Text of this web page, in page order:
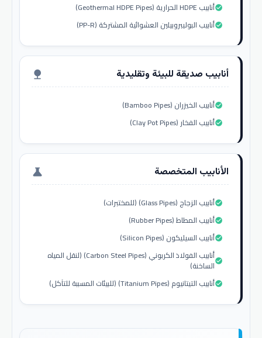
أنابيب HDPE الحرارية (Geothermal HDPE Pipes)check_circle
أنابيب البوليبروبيلين العشوائية المشتركة (PP-R)check_circle
أنابيب صديقة للبيئة وتقليدية nature
أنابيب الخيزران (Bamboo Pipes)check_circle
أنابيب الفخار (Clay Pot Pipes)check_circle
الأنابيب المتخصصة science
أنابيب الزجاج (Glass Pipes) (للمختبرات)check_circle
أنابيب المطاط (Rubber Pipes)check_circle
أنابيب السيليكون (Silicon Pipes)check_circle
أنابيب الفولاذ الكربوني (Carbon Steel Pipes) (لنقل المياه
الساخنة)check_circle
أنابيب التيتانيوم (Titanium Pipes) (للبيئات المسببة للتآكل)check_circle